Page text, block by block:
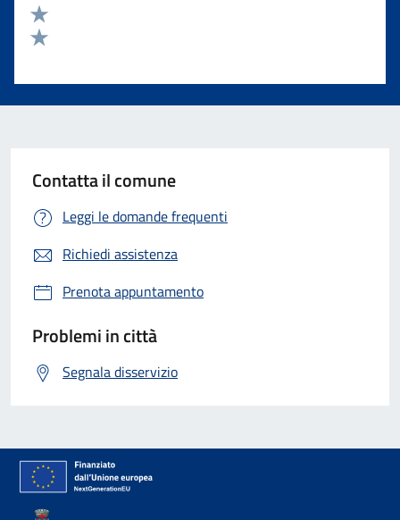
Valuta 3 stelle su 5
Valuta 2 stelle su 5
Contatta il comune
Leggi le domande frequenti
Richiedi assistenza
Prenota appuntamento
Problemi in città
Segnala disservizio